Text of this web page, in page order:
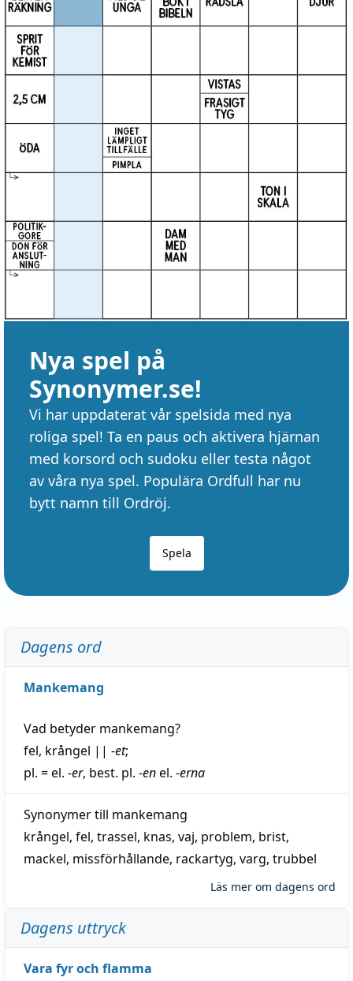
Nya spel på
Synonymer.se!
Vi har uppdaterat vår spelsida med nya
roliga spel! Ta en paus och aktivera hjärnan
med korsord och sudoku eller testa något
av våra nya spel. Populära Ordfull har nu
bytt namn till Ordröj.
Spela
Dagens ord
Mankemang
Vad betyder mankemang?
fel, krångel || -et;
pl. = el. -er, best. pl. -enel. -erna
Synonymer till mankemang
krångel, fel, trassel, knas, vaj, problem, brist,
mackel, missförhållande, rackartyg, varg, trubbel
Läs mer om dagens ord
Dagens uttryck
Vara fyr och flamma